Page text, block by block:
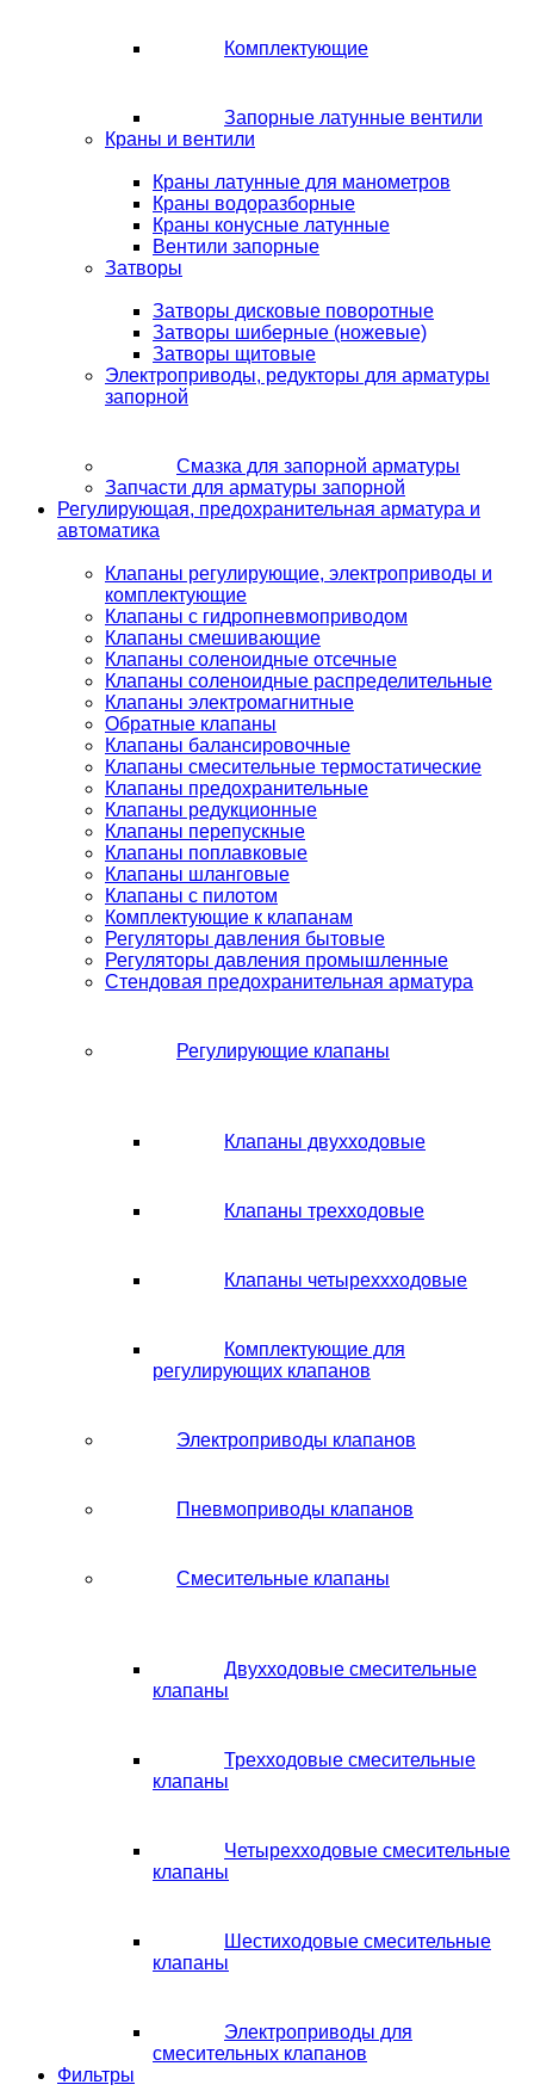
Комплектующие
Запорные латунные вентили
Краны и вентили
Краны латунные для манометров
Краны водоразборные
Краны конусные латунные
Вентили запорные
Затворы
Затворы дисковые поворотные
Затворы шиберные (ножевые)
Затворы щитовые
Электроприводы, редукторы для арматуры
запорной
Смазка для запорной арматуры
Запчасти для арматуры запорной
Регулирующая, предохранительная арматура и
автоматика
Клапаны регулирующие, электроприводы и
комплектующие
Клапаны с гидропневмоприводом
Клапаны смешивающие
Клапаны соленоидные отсечные
Клапаны соленоидные распределительные
Клапаны электромагнитные
Обратные клапаны
Клапаны балансировочные
Клапаны смесительные термостатические
Клапаны предохранительные
Клапаны редукционные
Клапаны перепускные
Клапаны поплавковые
Клапаны шланговые
Клапаны с пилотом
Комплектующие к клапанам
Регуляторы давления бытовые
Регуляторы давления промышленные
Стендовая предохранительная арматура
Регулирующие клапаны
Клапаны двухходовые
Клапаны трехходовые
Клапаны четыреххходовые
Комплектующие для
регулирующих клапанов
Электроприводы клапанов
Пневмоприводы клапанов
Смесительные клапаны
Двухходовые смесительные
клапаны
Трехходовые смесительные
клапаны
Четырехходовые смесительные
клапаны
Шестиходовые смесительные
клапаны
Электроприводы для
смесительных клапанов
Фильтры